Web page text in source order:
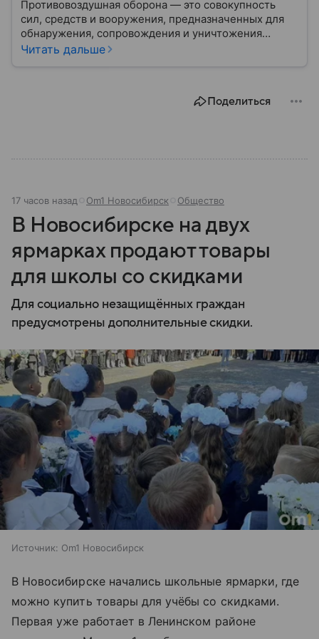
Противовоздушная оборона — это совокупность
сил, средств и вооружения, предназначенных для
обнаружения, сопровождения и уничтожения
средств воздушного нападения. Современные
Читать дальше
Поделиться
17 часов назад Om1 Новосибирск Общество
В Новосибирске на двух
ярмарках продают товары
для школы со скидками
Для социально незащищённых граждан
предусмотрены дополнительные скидки.
Источник: Om1 Новосибирск
В Новосибирске начались школьные ярмарки, где
можно купить товары для учёбы со скидками.
Первая уже работает в Ленинском районе